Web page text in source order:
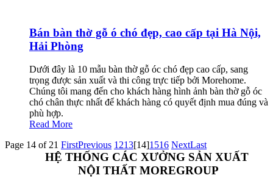
Bán bàn thờ gỗ ó chó đẹp, cao cấp tại Hà Nội,
Hải Phòng
Dưới đây là 10 mẫu bàn thờ gỗ óc chó đẹp cao cấp, sang
trọng được sản xuất và thi công trực tiếp bởi Morehome.
Chúng tôi mang đến cho khách hàng hình ảnh bàn thờ gỗ óc
chó chân thực nhất để khách hàng có quyết định mua đúng và
phù hợp.
Read More
Page 14 of 21 FirstPrevious 1213[14]1516 NextLast
HỆ THỐNG CÁC XƯỞNG SẢN XUẤT
NỘI THẤT MOREGROUP